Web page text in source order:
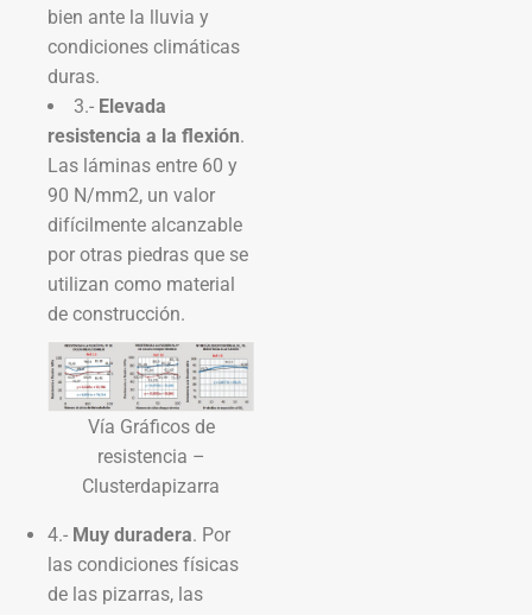
bien ante la lluvia y
condiciones climáticas
duras.
3.- Elevada
resistencia a la flexión.
Las láminas entre 60 y
90 N/mm2, un valor
difícilmente alcanzable
por otras piedras que se
utilizan como material
de construcción.
Vía Gráficos de
resistencia –
Clusterdapizarra
4.- Muy duradera. Por
las condiciones físicas
de las pizarras, las